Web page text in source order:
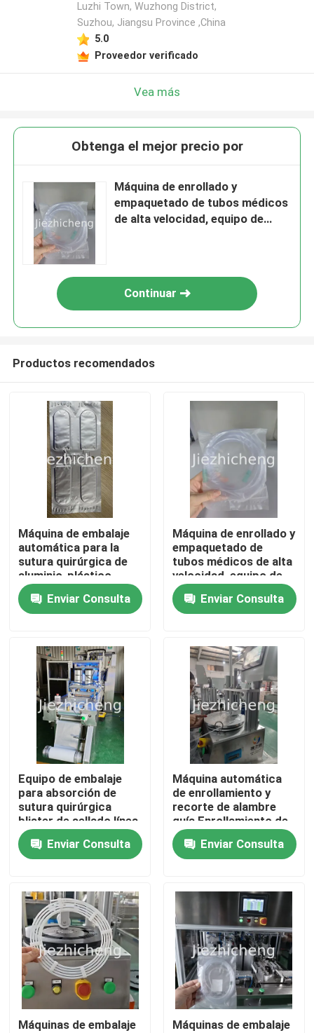
Productos
Los vídeos
Sobre nosotros
Recorrido por la fábrica
Control de calidad
Contacta con nosotros
Solicitar una cita
Empaquetadoras del aparato médico
Equipamiento médico que hace la máquina
Luzhi Town, Wuzhong District,
Suzhou, Jiangsu Province ,China
5.0
Proveedor verificado
Vea más
Obtenga el mejor precio por
Máquina de enrollado y
empaquetado de tubos médicos
de alta velocidad, equipo de
Continuar
Productos recomendados
Máquina de embalaje
automática para la
sutura quirúrgica de
aluminio-plástico
Equipo de embalaje
automáticoEnviar Consulta
Máquina de enrollado y
empaquetado de
tubos médicos de alta
velocidad, equipo de
enrollado y
empaquetado de
mangueras de succión
Enviar Consulta
Equipo de embalaje
para absorción de
sutura quirúrgica
blister de sellado línea
de embalaje
Enviar Consulta
Máquina automática
de enrollamiento y
recorte de alambre
guía Enrollamiento de
alambre médico a alta
velocidad muy
asequible Un pequeño
automáticos para
enrollamiento y unión
de alambre guía
Enviar Consulta
Máquinas de embalaje
Máquinas de embalaje